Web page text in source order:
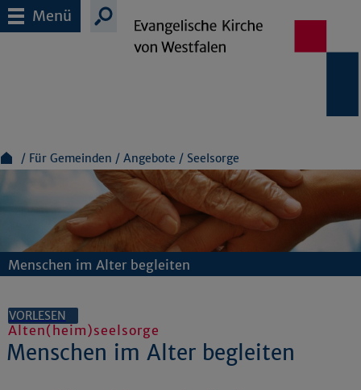
Menü
Für Gemeinden Angebote Seelsorge
Menschen im Alter begleiten
VORLESEN
Alten(heim)seelsorge
Menschen im Alter begleiten